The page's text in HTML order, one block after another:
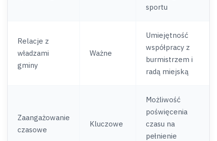
sportu
Relacje z
władzami
gminy
Ważne
Umiejętność
współpracy z
burmistrzem i
radą miejską
Zaangażowanie
czasowe
Kluczowe
Możliwość
poświęcenia
czasu na
pełnienie